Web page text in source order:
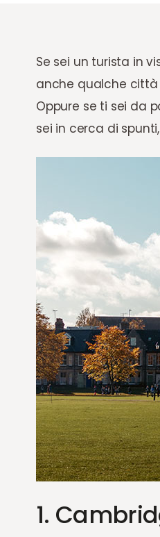
Se sei un turista in
anche qualche
Oppure se ti sei da
sei in cerca di
1.